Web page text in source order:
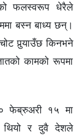
फलस्वरूप धेरैले
बस्न बाध्य छन्।
पुर्‍याउँछ किनभने
कामको रूपमा
फेब्रुअरी १५ मा
थियो र दुवै देशले